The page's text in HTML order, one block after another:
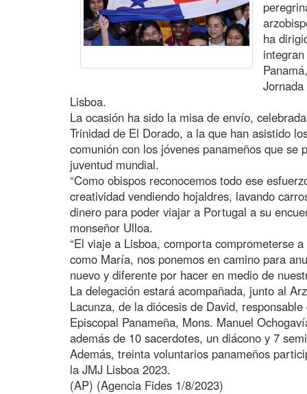
ha
Lisboa.
La ocasión ha sido la misa de envío,
Trinidad de El Dorado, a la que han asistido
comunión con los jóvenes panameños que se
juventud mundial.
“Como obispos reconocemos todo ese
creatividad vendiendo hojaldres, lavando
dinero para poder viajar a Portugal a su
monseñor Ulloa.
“El viaje a Lisboa, comporta comprometerse
como María, nos ponemos en camino para
nuevo y diferente por hacer en medio de
La delegación estará acompañada, junto al
Lacunza, de la diócesis de David,
Episcopal Panameña, Mons. Manuel
además de 10 sacerdotes, un diácono y 7
Además, treinta voluntarios panameños
la JMJ Lisboa 2023.
(AP) (Agencia Fides 1/8/2023)